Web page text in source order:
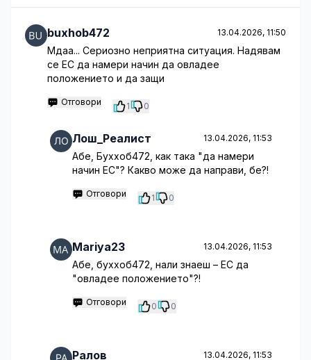
buxhob472 13.04.2026, 11:50
Мдаа... Сериозно неприятна ситуация. Надявам
се ЕС да намери начин да овладее
положението и да защи
Отговори 1 0
Лош_Реалист 13.04.2026, 11:53
Абе, Буххоб472, как така "да намери
начин ЕС"? Какво може да направи, бе?!
Отговори 1 0
Mariya23 13.04.2026, 11:53
Абе, буххоб472, нали знаеш – ЕС да
"овладее положението"?!
Отговори 0 0
Ралов 13.04.2026, 11:53